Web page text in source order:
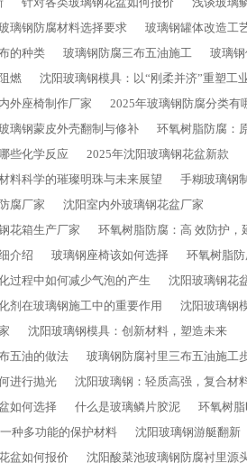
璃钢防腐材料选择要求
玻璃钢罐体改造工
的种类 玻璃钢防腐三布五油施工
玻璃
燃
沈阳玻璃钢模具：以“刚柔并济”重塑工
外座椅制作厂家
2025年玻璃钢防腐分类有
璃钢蒙皮外壳翻制与修补
环氧树脂防腐：
些化学反应
2025年沈阳玻璃钢花盆新款
料科学的璀璨明珠与未来展望
手糊玻璃钢
腐厂家
沈阳室内外玻璃钢花盆厂家
花箱生产厂家
环氧树脂防腐：高 效防护，
介绍 玻璃钢座椅该如何选择
环氧树脂
过程中如何减少气泡的产生
沈阳玻璃钢花
剂在玻璃钢施工中的重要作用
沈阳玻璃钢
沈阳玻璃钢模具：创新材料，塑造未来
五油的做法
玻璃钢防腐衬里三布五油施工
进行抛光
沈阳玻璃钢：轻质高强，复合材
如何选择 什么是玻璃鳞片胶泥
环氧树
种多功能的保护材料
沈阳玻璃钢游艇翻新
盆如何报价
沈阳酸菜池玻璃钢防腐衬里源